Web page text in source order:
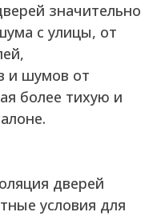
значительно
с улицы, от
и шумов от
более тихую и
дверей
условия для